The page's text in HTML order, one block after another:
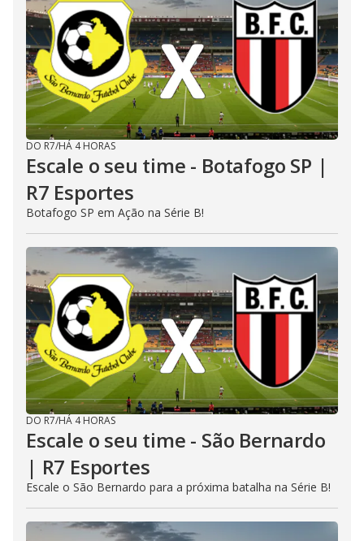
DO R7/HÁ 4 HORAS
Escale o seu time - Botafogo SP |
R7 Esportes
Botafogo SP em Ação na Série B!
DO R7/HÁ 4 HORAS
Escale o seu time - São Bernardo
| R7 Esportes
Escale o São Bernardo para a próxima batalha na Série B!